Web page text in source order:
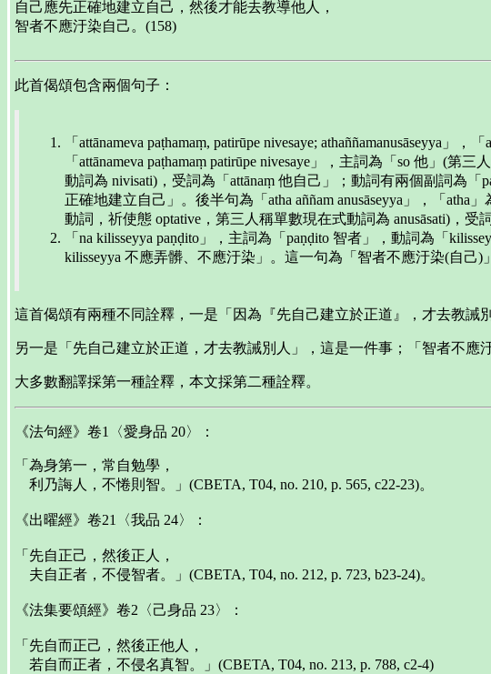
自己應先正確地建立自己，然後才能去教導他人，
智者不應汙染自己。(158)
此首偈頌包含兩個句子：
「attānameva paṭhamaṃ, patirūpe nivesaye; athaññamanusāseyya」
「attānameva paṭhamaṃ patirūpe nivesaye」，主詞為「so 他」(
動詞為 nivisati)，受詞為「attānaṃ 他自己」；動詞有兩個副詞為
正確地建立自己」。後半句為「atha aññam anusāseyya」，「
動詞，祈使態 optative，第三人稱單數現在式動詞為 anusāsati)，
「na kilisseyya paṇḍito」，主詞為「paṇḍito 智者」，動詞為「
kilisseyya 不應弄髒、不應汙染」。這一句為「智者不應汙染(自己)
這首偈頌有兩種不同詮釋，一是「因為『先自己建立於正道』，才去教
另一是「先自己建立於正道，才去教誡別人」，這是一件事；「智者不
大多數翻譯採第一種詮釋，本文採第二種詮釋。
《法句經》卷1〈愛身品 20〉：
「為身第一，常自勉學，
利乃誨人，不惓則智。」(CBETA, T04, no. 210, p. 565, c22-23)。
《出曜經》卷21〈我品 24〉：
「先自正己，然後正人，
夫自正者，不侵智者。」(CBETA, T04, no. 212, p. 723, b23-24)。
《法集要頌經》卷2〈己身品 23〉：
「先自而正己，然後正他人，
若自而正者，不侵名真智。」(CBETA, T04, no. 213, p. 788, c2-4)